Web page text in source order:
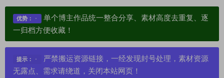
优势：
单个博主作品统一整合分享、素材高度去重复、逐
一归档方便收藏！
提示：
严禁搬运资源链接，一经发现封号处理，素材资源
无露点、需求请绕道，关闭本站网页！